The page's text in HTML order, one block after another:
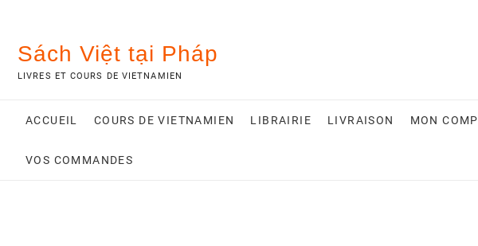
contentSách Việt tại Pháp
LIVRES ET COURS DE VIETNAMIEN
ACCUEIL COURS DE VIETNAMIEN LIBRAIRIE LIVRAISON MON
VOS COMMANDES